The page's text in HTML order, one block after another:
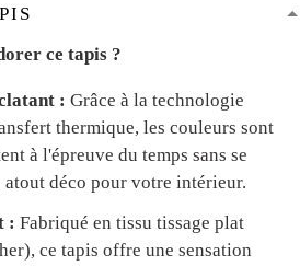
ce tapis ?
: Grâce à la technologie
thermique, les couleurs sont
à l'épreuve du temps sans se
déco pour votre intérieur.
: Fabriqué en tissu tissage plat
ce tapis offre une sensation